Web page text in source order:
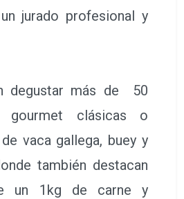
jurado profesional y
más de 50
gourmet clásicas o
vaca gallega, buey y
también destacan
un 1kg de carne y